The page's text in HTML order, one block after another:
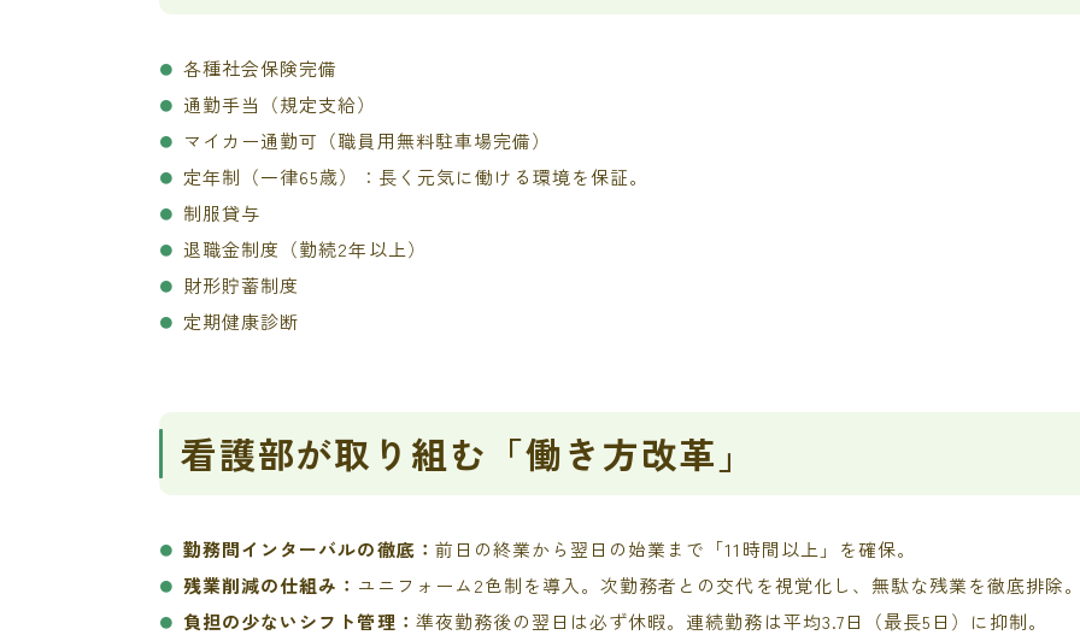
各種社会保険完備
通勤手当（規定支給）
マイカー通勤可（職員用無料駐車場完備）
定年制（一律65歳）：長く元気に働ける環境を保証。
制服貸与
退職金制度（勤続2年以上）
財形貯蓄制度
定期健康診断
看護部が取り組む「働き方改革」
勤務間インターバルの徹底： 前日の終業から翌日の始業まで「11時間以上」を確保。
残業削減の仕組み： ユニフォーム2色制を導入。次勤務者との交代を視覚化し、無駄な残業を徹底排除
負担の少ないシフト管理： 準夜勤務後の翌日は必ず休暇。連続勤務は平均3.7日（最長5日）に抑制。